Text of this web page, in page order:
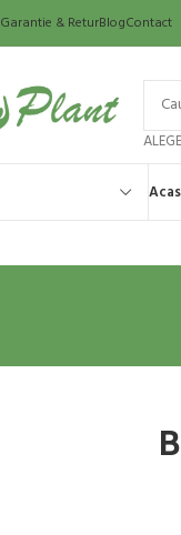
Garantie & ReturBlogContact